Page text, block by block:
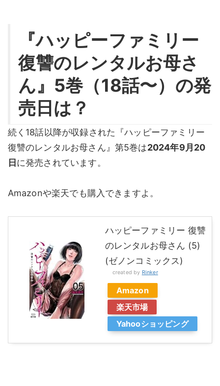
『ハッピーファミリー
復讐のレンタルお母さ
ん』5巻（18話〜）の発
売日は？
続く18話以降が収録された『ハッピーファミリー
復讐のレンタルお母さん』第5巻は2024年9月20
日 に発売されています。
Amazonや楽天でも購入できますよ。
ハッピーファミリー 復讐
のレンタルお母さん (5)
(ゼノンコミックス)
created by Rinker
Amazon
楽天市場
Yahooショッピング